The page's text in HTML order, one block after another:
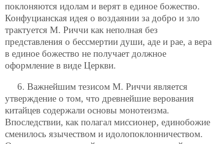
поклоняются идолам и верят в единое божество.
Конфуцианская идея о воздаянии за добро и зло
трактуется М. Риччи как неполная без
представления о бессмертии души, аде и рае, а вера
в единое божество не получает должное
оформление в виде Церкви.
6. Важнейшим тезисом М. Риччи является
утверждение о том, что древнейшие верования
китайцев содержали основы монотеизма.
Впоследствии, как полагал миссионер, единобожие
сменилось язычеством и идолопоклонничеством.